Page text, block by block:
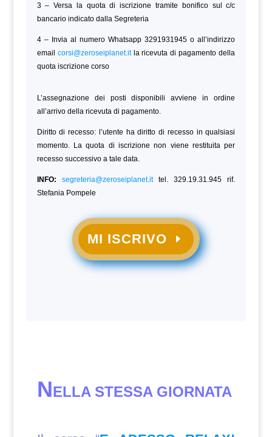
3 – Versa la quota di iscrizione tramite bonifico sul c/c
bancario indicato dalla Segreteria
4 – Invia al numero Whatsapp 3291931945 o all’indirizzo
email corsi@zeroseiplanet.itla ricevuta di pagamento della
quota iscrizione corso
L’assegnazione dei posti disponibili avviene in ordine
all’arrivo della ricevuta di pagamento.
Diritto di recesso: l’utente ha diritto di recesso in qualsiasi
momento. La quota di iscrizione non viene restituita per
recesso successivo a tale data.
INFO: segreteria@zeroseiplanet.ittel. 329.19.31.945 rif.
Stefania Pompele
MI ISCRIVO
NELLA STESSA GIORNATA